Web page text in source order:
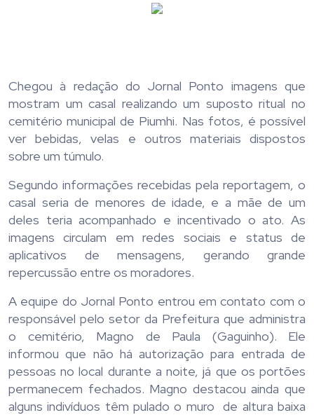
Chegou à redação do Jornal Ponto imagens que
mostram um casal realizando um suposto ritual no
cemitério municipal de Piumhi. Nas fotos, é possível
ver bebidas, velas e outros materiais dispostos
sobre um túmulo.
Segundo informações recebidas pela reportagem, o
casal seria de menores de idade, e a mãe de um
deles teria acompanhado e incentivado o ato. As
imagens circulam em redes sociais e status de
aplicativos de mensagens, gerando grande
repercussão entre os moradores.
A equipe do Jornal Ponto entrou em contato com o
responsável pelo setor da Prefeitura que administra
o cemitério, Magno de Paula (Gaguinho). Ele
informou que não há autorização para entrada de
pessoas no local durante a noite, já que os portões
permanecem fechados. Magno destacou ainda que
alguns indivíduos têm pulado o muro de altura baixa